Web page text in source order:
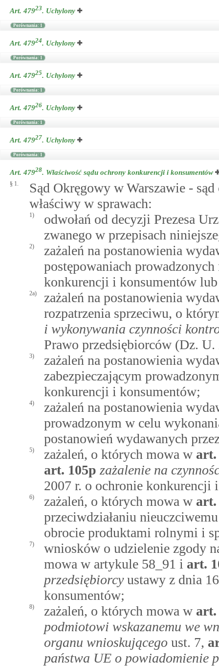
Art. 47923. Uchylony
Porównania: 1
Art. 47924. Uchylony
Porównania: 1
Art. 47925. Uchylony
Porównania: 1
Art. 47926. Uchylony
Porównania: 1
Art. 47927. Uchylony
Porównania: 1
Art. 47928. Właściwość sądu ochrony konkurencji i konsumentów
§ 1.
Sąd Okręgowy w Warszawie -
właściwy w sprawach:
1)
odwołań od decyzji Prezesa
zwanego w przepisach
2)
zażaleń na postanowienia
postępowaniach
konkurencji i konsumentów
2a)
zażaleń na postanowienia
rozpatrzenia sprzeciwu, o
i wykonywania czynności
Prawo przedsiębiorców (Dz.
3)
zażaleń na postanowienia
zabezpieczającym
konkurencji i konsumentów;
4)
zażaleń na postanowienia
prowadzonym w celu
postanowień wydawanych
5) zażaleń, o których mowa w
art. 105p zażalenie na
2007 r. o ochronie konkurencji
6) zażaleń, o których mowa w
przeciwdziałaniu
obrocie produktami rolnymi i
7)
wniosków o udzielenie zgody
mowa w artykule 58_91 i art.
przedsiębiorcyustawy z dnia
konsumentów;
8) zażaleń, o których mowa w
podmiotowi wskazanemu we
organu wnioskującego ust. 7,
państwa UE o powiadomienie